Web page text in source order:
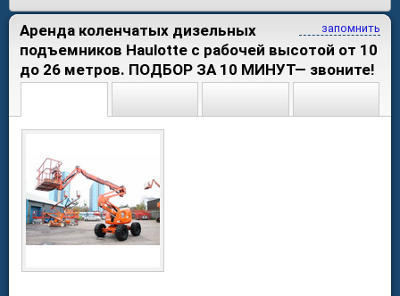
запомнить
Аренда коленчатых дизельных
подъемников Haulotte с рабочей высотой от 10
до 26 метров. ПОДБОР ЗА 10 МИНУТ— звоните!